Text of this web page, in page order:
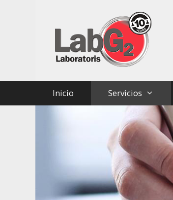
Inicio Servicios